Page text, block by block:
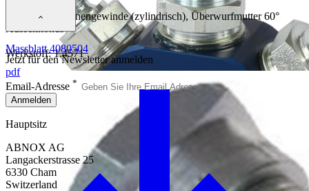
Anschluss A: Innengewinde (zylindrisch), Überwurfmutter 60°
Aussenkonus
Werkstoff: 1.4571
Massblatt 4080504
pdf
Jetzt für den Newsletter anmelden
Email-Adresse *
Anmelden
Hauptsitz
ABNOX AG
Langackerstrasse 25
6330 Cham
Switzerland